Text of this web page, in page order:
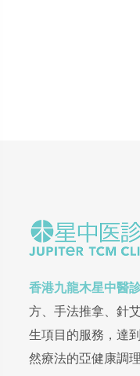
香港九龍木星中醫
方、手法推拿、針
生項目的服務，達
然療法的亞健康調